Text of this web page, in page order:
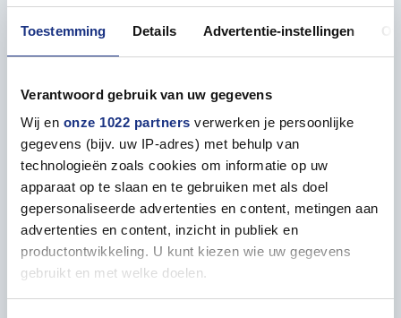
Toestemming Details Advertentie-instellingen
Verantwoord gebruik van uw gegevens
Wij en onze 1022 partners verwerken je persoonlijke
gegevens (bijv. uw IP-adres) met behulp van
technologieën zoals cookies om informatie op uw
apparaat op te slaan en te gebruiken met als doel
gepersonaliseerde advertenties en content, metingen aan
advertenties en content, inzicht in publiek en
productontwikkeling. U kunt kiezen wie uw gegevens
gebruikt en met welke doelen.
Models.com!
Eigenschappen
ALGEMEEN
Niveau (1=gemakkelijk |
5=gevorderd)
5
Aanbevolen leeftijd 13+